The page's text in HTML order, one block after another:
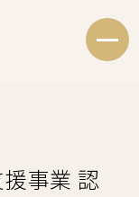
事業 認